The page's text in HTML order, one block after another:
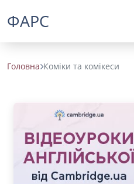
ФАРС
Головна Коміки та комікеси